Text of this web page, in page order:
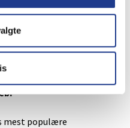
på Sjælland
det lyse greb.
mest populære